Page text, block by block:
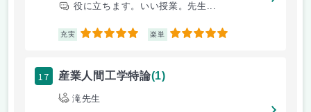
役に立ちます。いい授業。先生...
充実 5 楽単 5
17 産業人間工学特論(1)
滝先生